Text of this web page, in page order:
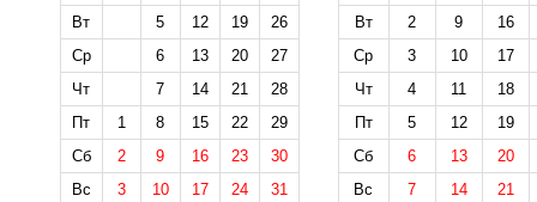
Вт
5 12 19
26
Ср
6 13 20
27
Чт
7 14 21
28
Пт
1 8 15 22
29
Сб
2 9 16 23
30
Вс
3 10 17 24 31
Вт
2 9
16
Ср
3 10
17
Чт
4 11
18
Пт
5 12
19
Сб
6 13
20
Вс
7 14 21